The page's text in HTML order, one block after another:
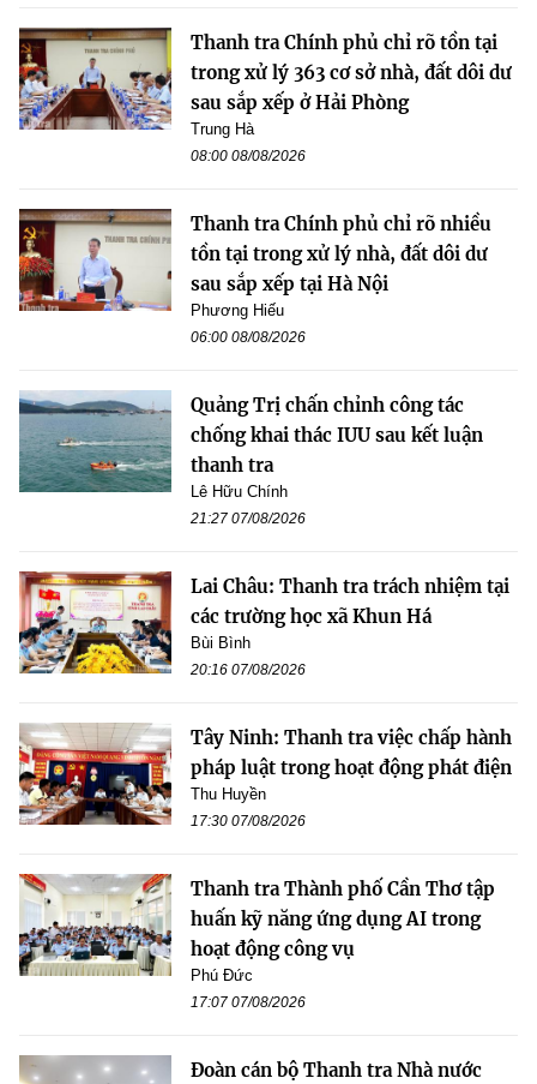
Thanh tra Chính phủ chỉ rõ tồn tại
trong xử lý 363 cơ sở nhà, đất dôi dư
sau sắp xếp ở Hải Phòng
Trung Hà
08:00 08/08/2026
Thanh tra Chính phủ chỉ rõ nhiều
tồn tại trong xử lý nhà, đất dôi dư
sau sắp xếp tại Hà Nội
Phương Hiếu
06:00 08/08/2026
Quảng Trị chấn chỉnh công tác
chống khai thác IUU sau kết luận
thanh tra
Lê Hữu Chính
21:27 07/08/2026
Lai Châu: Thanh tra trách nhiệm tại
các trường học xã Khun Há
Bùi Bình
20:16 07/08/2026
Tây Ninh: Thanh tra việc chấp hành
pháp luật trong hoạt động phát điện
Thu Huyền
17:30 07/08/2026
Thanh tra Thành phố Cần Thơ tập
huấn kỹ năng ứng dụng AI trong
hoạt động công vụ
Phú Đức
17:07 07/08/2026
Đoàn cán bộ Thanh tra Nhà nước